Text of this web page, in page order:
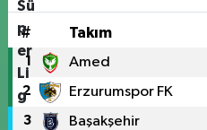
# Takım
1 Amed
2 Erzurumspor FK
3 Başakşehir